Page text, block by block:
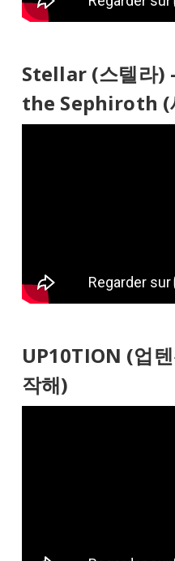
Stellar (스텔라
the Sephiroth (
UP10TION (업
작해)